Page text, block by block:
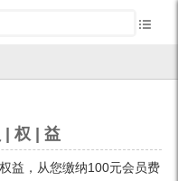
权 | 益
益，从您缴纳100元会员费